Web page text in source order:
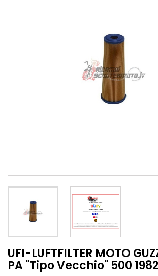
UFI-LUFTFILTER MOTO
PA "Tipo Vecchio" 500 1982